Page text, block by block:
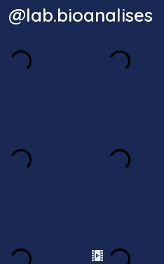
@lab.bioanalises